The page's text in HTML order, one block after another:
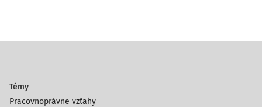
Témy
Pracovnoprávne vzťahy